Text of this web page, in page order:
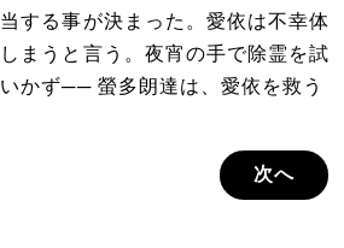
する事が決まった。愛依は不幸体
まうと言う。夜宵の手で除霊を試
かず── 螢多朗達は、愛依を救う
次へ